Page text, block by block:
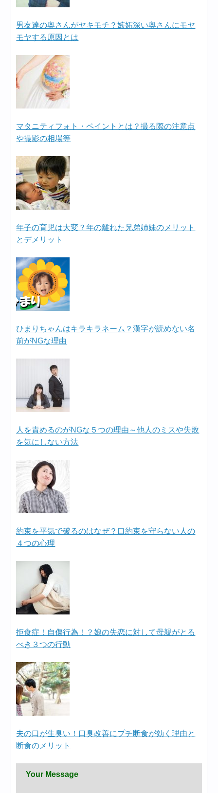
男友達の奥さんがヤキモチ？嫉妬深い奥さんにモヤ
モヤする原因とは
マタニティフォト・ペイントとは？撮る際の注意点
や撮影の相場等
年子の育児は大変？年の離れた兄弟姉妹のメリット
とデメリット
ひまりちゃんはキラキラネーム？漢字が読めない名
前がNGな理由
人を責めるのがNGな５つの理由～他人のミスや失敗
を気にしない方法
約束を平気で破るのはなぜ？口約束を守らない人の
４つの心理
拒食症！自傷行為！？娘の失恋に対して母親がとる
べき３つの行動
夫の口が生臭い！口臭改善にプチ断食が効く理由と
断食のメリット
Your Message